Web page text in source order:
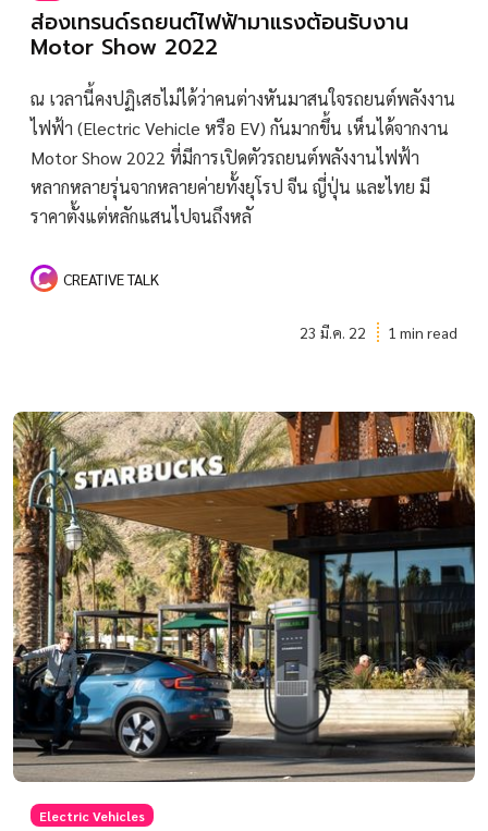
ส่องเทรนด์รถยนต์ไฟฟ้ามาแรงต้อนรับงาน
Motor Show 2022
ณ เวลานี้คงปฏิเสธไม่ได้ว่าคนต่างหันมาสนใจรถยนต์พลังงาน
ไฟฟ้า (Electric Vehicle หรือ EV) กันมากขึ้น เห็นได้จากงาน
Motor Show 2022 ที่มีการเปิดตัวรถยนต์พลังงานไฟฟ้า
หลากหลายรุ่นจากหลายค่ายทั้งยุโรป จีน ญี่ปุ่น และไทย มี
ราคาตั้งแต่หลักแสนไปจนถึงหลั
CREATIVE TALK
23 มี.ค. 22 1 min read
Electric Vehicles